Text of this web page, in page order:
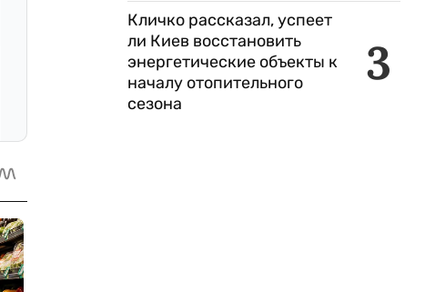
3
Кличко рассказал, успеет
ли Киев восстановить
энергетические объекты к
началу отопительного
сезона